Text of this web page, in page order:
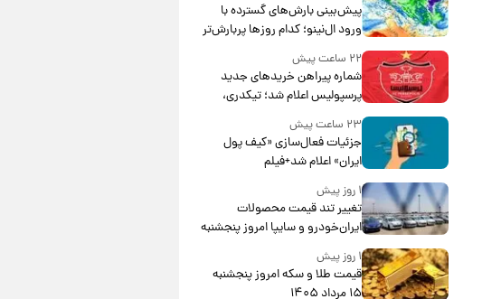
پیش‌بینی بارش‌های گسترده با
ورود ال‌نینو؛ کدام روزها پربارش‌تر
۲۲ ساعت پیش
شماره پیراهن خریدهای جدید
پرسپولیس اعلام شد؛ تیکدری،
۲۳ ساعت پیش
جزئیات فعال‌سازی «کیف پول
ایران» اعلام شد+فیلم
۱ روز پیش
تغییر تند قیمت محصولات
ایران‌خودرو و سایپا امروز پنجشنبه
۱۵ مرداد ۱۴۰۵ +جدول
۱ روز پیش
قیمت طلا و سکه امروز پنجشنبه
۱۵ مرداد ۱۴۰۵